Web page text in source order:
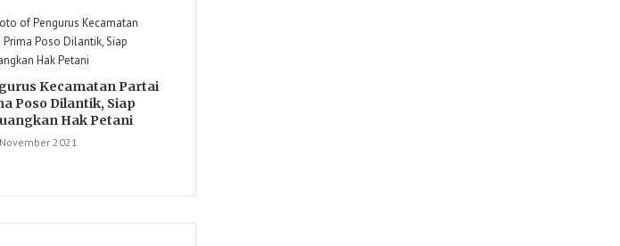
Kecamatan Partai
Poso Dilantik, Siap
Hak Petani
2021